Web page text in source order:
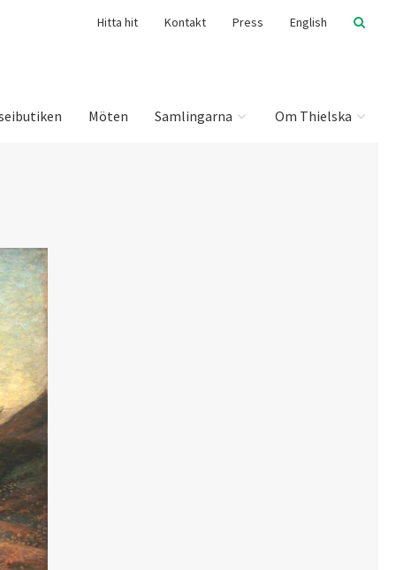
Hitta hit Kontakt Press English
Möten Samlingarna Om Thielska